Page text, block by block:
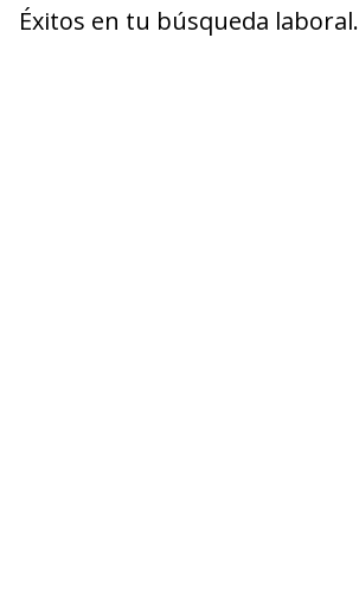
Éxitos en tu búsqueda laboral.